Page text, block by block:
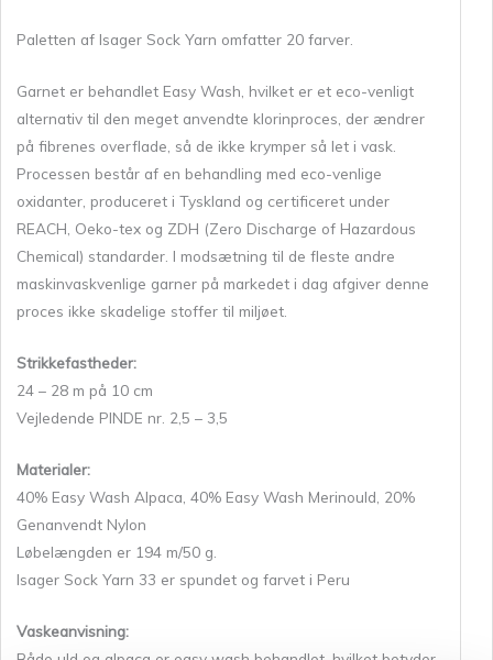
Paletten af Isager Sock Yarn omfatter 20 farver.
Garnet er behandlet Easy Wash, hvilket er et eco-venligt
alternativ til den meget anvendte klorinproces, der ændrer
på fibrenes overflade, så de ikke krymper så let i vask.
Processen består af en behandling med eco-venlige
oxidanter, produceret i Tyskland og certificeret under
REACH, Oeko-tex og ZDH (Zero Discharge of Hazardous
Chemical) standarder. I modsætning til de fleste andre
maskinvaskvenlige garner på markedet i dag afgiver denne
proces ikke skadelige stoffer til miljøet.
Strikkefastheder:
24 – 28 m på 10 cm
Vejledende PINDE nr. 2,5 – 3,5
Materialer:
40% Easy Wash Alpaca, 40% Easy Wash Merinould, 20%
Genanvendt Nylon
Løbelængden er 194 m/50 g.
Isager Sock Yarn 33 er spundet og farvet i Peru
Vaskeanvisning: